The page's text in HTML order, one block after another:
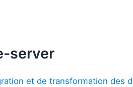
server
et de transformation des